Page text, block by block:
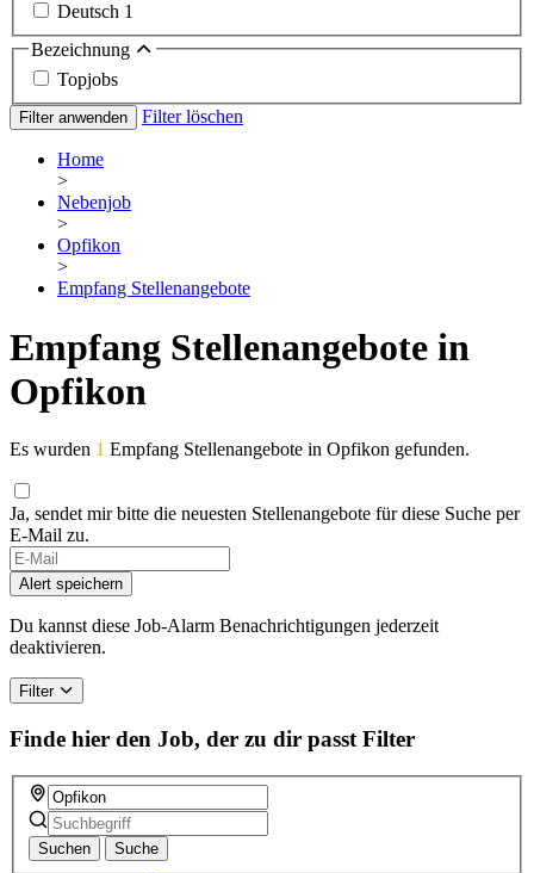
Deutsch 1
Bezeichnung
Topjobs
Filter anwenden Filter löschen
Home
>
Nebenjob
>
Opfikon
>
Empfang Stellenangebote
Empfang Stellenangebote in
Opfikon
Es wurden 1 Empfang Stellenangebote in Opfikon gefunden.
Ja, sendet mir bitte die neuesten Stellenangebote für diese Suche per
E-Mail zu.
Alert speichern
Du kannst diese Job-Alarm Benachrichtigungen jederzeit
deaktivieren.
Filter
Finde hier den Job, der zu dir passt Filter
Suchen Suche